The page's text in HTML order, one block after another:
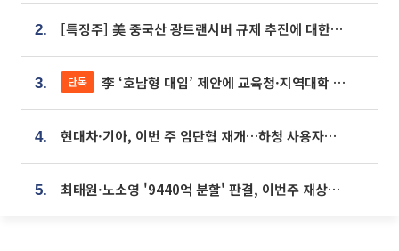
2. [특징주] 美 중국산 광트랜시버 규제 추진에 대한광통신 등 광통신株 강세
3. 단독 李 ‘호남형 대입’ 제안에 교육청·지역대학 서·논술형 입시 연계 '착수'
4. 현대차·기아, 이번 주 임단협 재개…하청 사용자성 재심도 ‘변수’
5. 최태원·노소영 '9440억 분할' 판결, 이번주 재상고 여부 주목